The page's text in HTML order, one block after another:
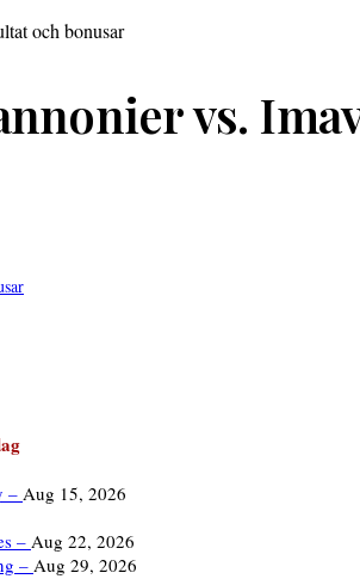
vs.
– Aug 15, 2026
– Aug 22, 2026
– Aug 29, 2026